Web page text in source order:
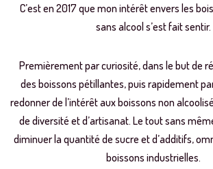
C’est en 2017 que mon intérêt envers les
sans alcool s’est fait sentir.
Premièrement par curiosité, dans le but de
des boissons pétillantes, puis rapidement
redonner de l’intérêt aux boissons non
de diversité et d’artisanat. Le tout sans
diminuer la quantité de sucre et d’additifs,
boissons industrielles.